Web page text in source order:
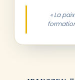
« La